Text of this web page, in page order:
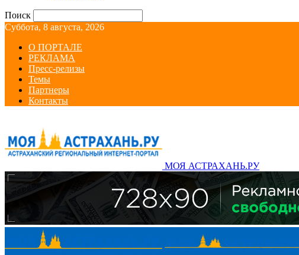
Поиск
Суббота, 8 августа, 2026
О ПОРТАЛЕ
РЕКЛАМА
Пресс-релизы
Темы
Партнеры
Контакты
МОЯ АСТРАХАНЬ.РУ